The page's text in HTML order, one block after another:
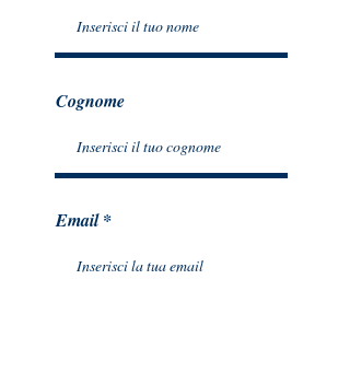
Cognome
Email